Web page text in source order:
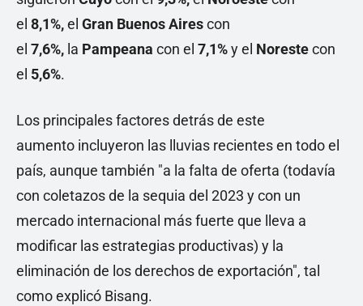
el 8,1%,el Gran Buenos Airescon
el 7,6%, la Pampeana con el 7,1%y el Norestecon
el 5,6%.
Los principales factores detrás de este
aumento incluyeron las lluvias recientes en todo el
país, aunque también "a la falta de oferta (todavía
con coletazos de la sequia del 2023 y con un
mercado internacional más fuerte que lleva a
modificar las estrategias productivas) y la
eliminación de los derechos de exportación", tal
como explicó Bisang.